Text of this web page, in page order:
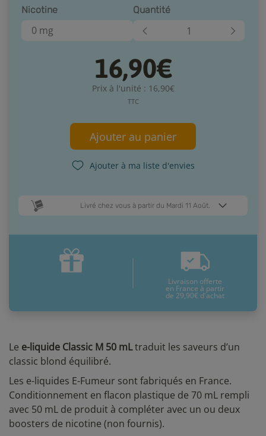
Le e-liquide Classic M 50 mLtraduit les saveurs d’un
classic blond équilibré.
Les e-liquides E-Fumeur sont fabriqués en France.
Conditionnement en flacon plastique de 70 mL rempli
avec 50 mL de produit à compléter avec un ou deux
boosters de nicotine (non fournis).
Nicotine
0 mg
Quantité
16,90€
Prix à l'unité : 16,90€
TTC
Ajouter au panier
Ajouter à ma liste d'envies
Livré chez vous à partir du Mardi 11 Août.
Jeudi 13 Août Mardi 11 Août
* Pour une livraison en France métropolitaine+ d'infos
Livraison offerte
en France à partir
de 29,90€ d'achat